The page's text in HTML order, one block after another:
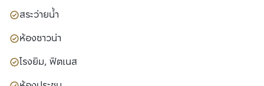
สระว่ายน้ำ
ห้องซาวน่า
โรงยิม, ฟิตเนส